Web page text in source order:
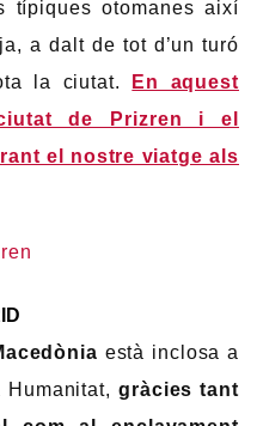
típiques otomanes així
a dalt de tot d’un turó
la ciutat.
En aquest
de Prizren i el
el nostre viatge als
està inclosa a
gràcies tant